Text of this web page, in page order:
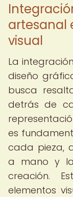
artesanal
visual
La
diseño
busca
detrás de
es
cada pieza,
a mano y
creación.
elementos